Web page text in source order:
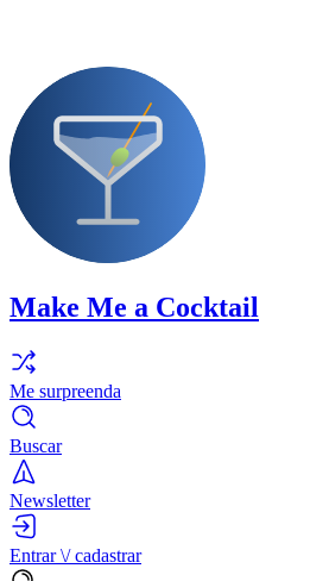
Make Me a Cocktail
Me surpreenda
Buscar
Newsletter
Entrar \/ cadastrar